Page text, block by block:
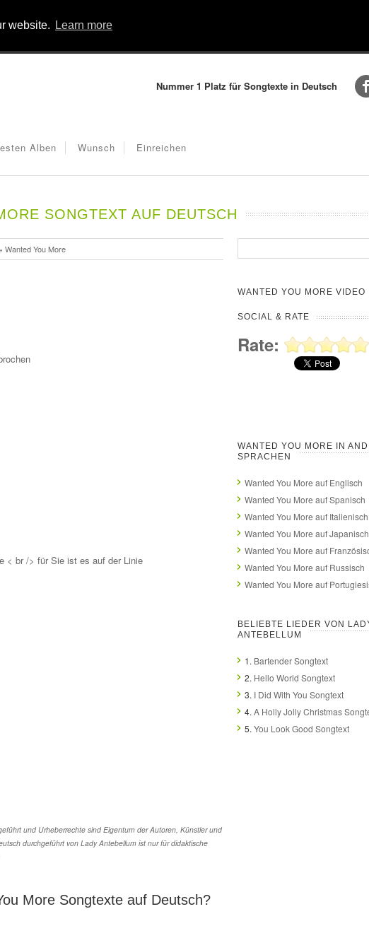
website. Learn more
Nummer 1 Platz für Songtexte in Deutsch
Alben Wunsch Einreichen
SONGTEXT AUF DEUTSCH
Wanted You More
< br /> für Sie ist es auf der Linie
und Urheberrechte sind Eigentum der Autoren, Künstler und
durchgeführt von Lady Antebellum ist nur für didaktische
More Songtexte auf Deutsch?
WANTED YOU MORE VIDEO
SOCIAL & RATE
Rate:
WANTED YOU MORE IN
SPRACHEN
Wanted You More auf Englisch
Wanted You More auf Spanisch
Wanted You More auf Italienisch
Wanted You More auf Japanisch
Wanted You More auf
Wanted You More auf Russisch
Wanted You More auf
BELIEBTE LIEDER VON
ANTEBELLUM
1. Bartender Songtext
2. Hello World Songtext
3. I Did With You Songtext
4. A Holly Jolly Christmas
5. You Look Good Songtext